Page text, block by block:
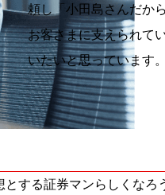
頼し「小田島さんだか
お客さまに支えられて
いたいと思っています。
する証券マンらしくな